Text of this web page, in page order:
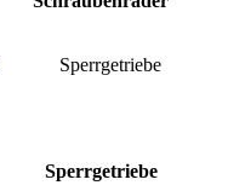
Sperrgetriebe